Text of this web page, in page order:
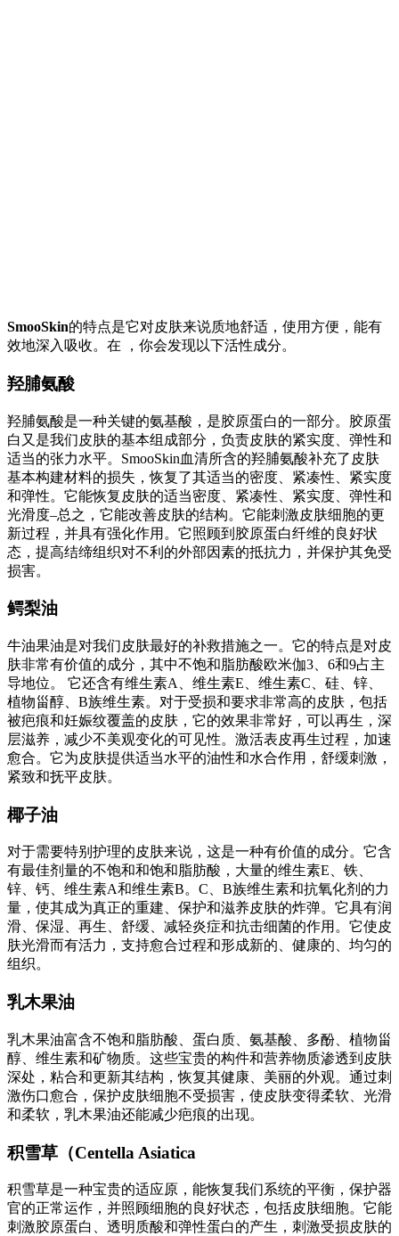
SmooSkin的特点是它对皮肤来说质地舒适，使用方便，能有
效地深入吸收。在
，你会发现以下活性成分。
羟脯氨酸
羟脯氨酸是一种关键的氨基酸，是胶原蛋白的一部分。胶原蛋
白又是我们皮肤的基本组成部分，负责皮肤的紧实度、弹性和
适当的张力水平。SmooSkin血清所含的羟脯氨酸补充了皮肤
基本构建材料的损失，恢复了其适当的密度、紧凑性、紧实度
和弹性。它能恢复皮肤的适当密度、紧凑性、紧实度、弹性和
光滑度–总之，它能改善皮肤的结构。它能刺激皮肤细胞的更
新过程，并具有强化作用。它照顾到胶原蛋白纤维的良好状
态，提高结缔组织对不利的外部因素的抵抗力，并保护其免受
损害。
鳄梨油
牛油果油是对我们皮肤最好的补救措施之一。它的特点是对皮
肤非常有价值的成分，其中不饱和脂肪酸欧米伽3、6和9占主
导地位。 它还含有维生素A、维生素E、维生素C、硅、锌、
植物甾醇、B族维生素。对于受损和要求非常高的皮肤，包括
被疤痕和妊娠纹覆盖的皮肤，它的效果非常好，可以再生，深
层滋养，减少不美观变化的可见性。激活表皮再生过程，加速
愈合。它为皮肤提供适当水平的油性和水合作用，舒缓刺激，
紧致和抚平皮肤。
椰子油
对于需要特别护理的皮肤来说，这是一种有价值的成分。它含
有最佳剂量的不饱和和饱和脂肪酸，大量的维生素E、铁、
锌、钙、维生素A和维生素B。C、B族维生素和抗氧化剂的力
量，使其成为真正的重建、保护和滋养皮肤的炸弹。它具有润
滑、保湿、再生、舒缓、减轻炎症和抗击细菌的作用。它使皮
肤光滑而有活力，支持愈合过程和形成新的、健康的、均匀的
组织。
乳木果油
乳木果油富含不饱和脂肪酸、蛋白质、氨基酸、多酚、植物甾
醇、维生素和矿物质。这些宝贵的构件和营养物质渗透到皮肤
深处，粘合和更新其结构，恢复其健康、美丽的外观。通过刺
激伤口愈合，保护皮肤细胞不受损害，使皮肤变得柔软、光滑
和柔软，乳木果油还能减少疤痕的出现。
积雪草（Centella Asiatica
积雪草是一种宝贵的适应原，能恢复我们系统的平衡，保护器
官的正常运作，并照顾细胞的良好状态，包括皮肤细胞。它能
刺激胶原蛋白、透明质酸和弹性蛋白的产生，刺激受损皮肤的